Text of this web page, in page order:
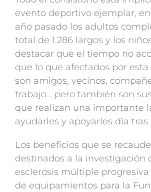
evento deportivo ejemplar,
año pasado los adultos
total de 1.286 largos y los
destacar que el tiempo no
que lo que afectados por
son amigos, vecinos,
trabajo… pero también son
que realizan una importante
ayudarles y apoyarles día tras
Los beneficios que se
destinados a la investigación
esclerosis múltiple progresiva
de equipamientos para la